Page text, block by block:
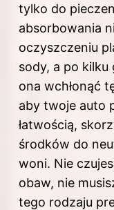
tylko do
absorbowania
oczyszczeniu
sody, a po
ona wchłonąć
aby twoje auto
łatwością,
środków do
woni. Nie
obaw, nie
tego rodzaju